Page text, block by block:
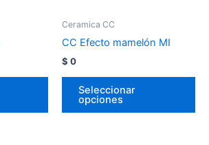
Ceramica CC
CC Efecto mamelón MI
$ 0
Seleccionar
opciones